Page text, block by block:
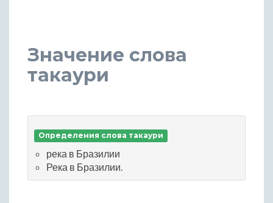
Значение слова
такаури
Определения слова такаури
река в Бразилии
Река в Бразилии.